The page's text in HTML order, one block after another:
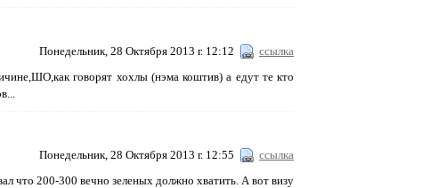
Понедельник, 28 Октября 2013 г. 12:12 ссылка
говорят хохлы (нэма коштив) а едут те кто
Понедельник, 28 Октября 2013 г. 12:55 ссылка
что 200-300 вечно зеленых должно хватить. А вот визу